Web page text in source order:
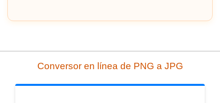
Conversor en línea de PNG a JPG